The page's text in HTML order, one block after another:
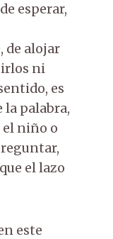
esperar,
de alojar
ni
es
palabra,
el niño o
el lazo
este